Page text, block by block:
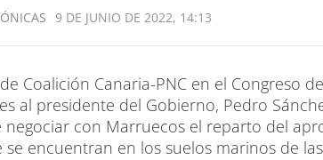
9 DE JUNIO DE 2022, 14:13
Coalición Canaria-PNC en el Congreso
al presidente del Gobierno, Pedro
con Marruecos el reparto del
encuentran en los suelos marinos de